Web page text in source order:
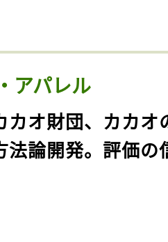
アパレル
カオ財団、カカオ
法論開発。評価の